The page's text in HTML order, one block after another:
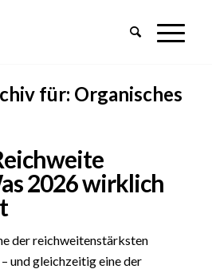
für: Organisches
2026 wirklich
der reichweitenstärksten
und gleichzeitig eine der